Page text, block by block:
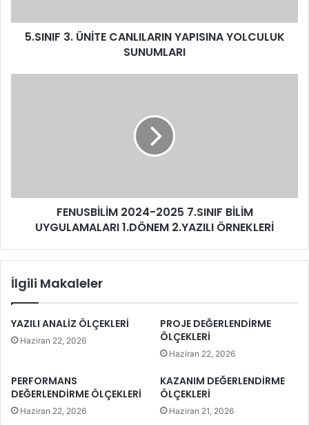
5.SINIF 3. ÜNİTE CANLILARIN YAPISINA YOLCULUK
SUNUMLARI
FENUSBİLİM 2024-2025 7.SINIF BİLİM
UYGULAMALARI 1.DÖNEM 2.YAZILI ÖRNEKLERİ
İlgili Makaleler
YAZILI ANALİZ ÖLÇEKLERİ
Haziran 22, 2026
PROJE DEĞERLENDİRME
ÖLÇEKLERİ
Haziran 22, 2026
PERFORMANS
DEĞERLENDİRME ÖLÇEKLERİ
Haziran 22, 2026
KAZANIM DEĞERLENDİRME
ÖLÇEKLERİ
Haziran 21, 2026